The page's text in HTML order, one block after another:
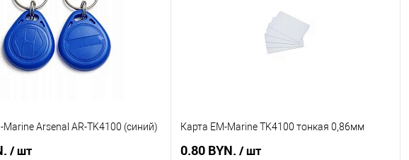
Marine Arsenal AR-TK4100 (синий)
/ шт
Карта EM-Marine TK4100 тонкая 0,86мм
0.80 BYN. / шт